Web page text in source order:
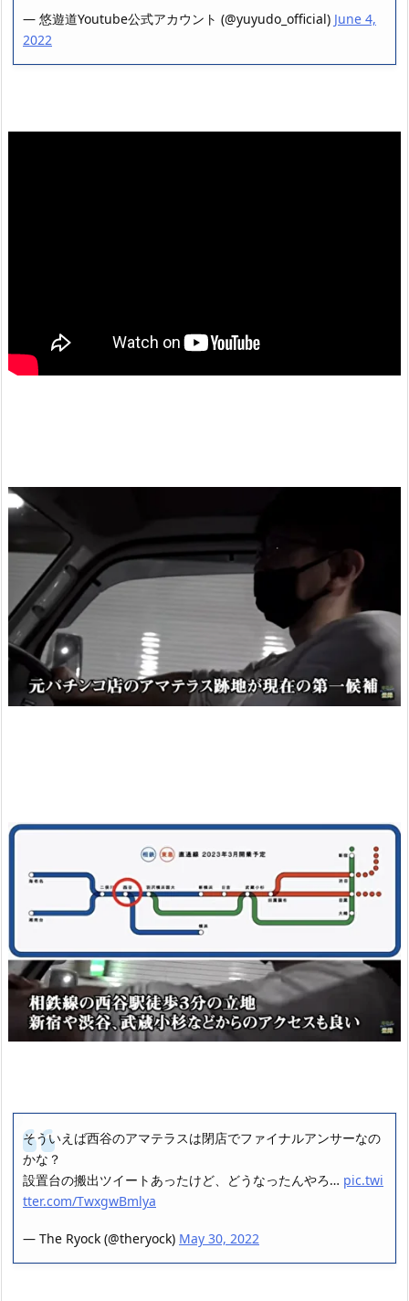
— 悠遊道Youtube公式アカウント (@yuyudo_official) June 4,
2022
そういえば西谷のアマテラスは閉店でファイナルアンサーなの
かな？
設置台の搬出ツイートあったけど、どうなったんやろ… pic.twi
tter.com/TwxgwBmlya
— The Ryock (@theryock) May 30, 2022